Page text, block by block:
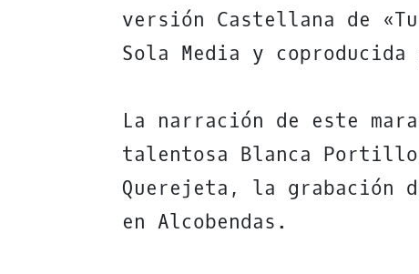
versión Castellana de
Sola Media y
La narración de este
talentosa Blanca
Querejeta, la grabación
en Alcobendas.